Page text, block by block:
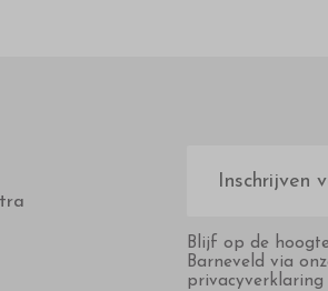
mailadres
Blijf op de
Barneveld via